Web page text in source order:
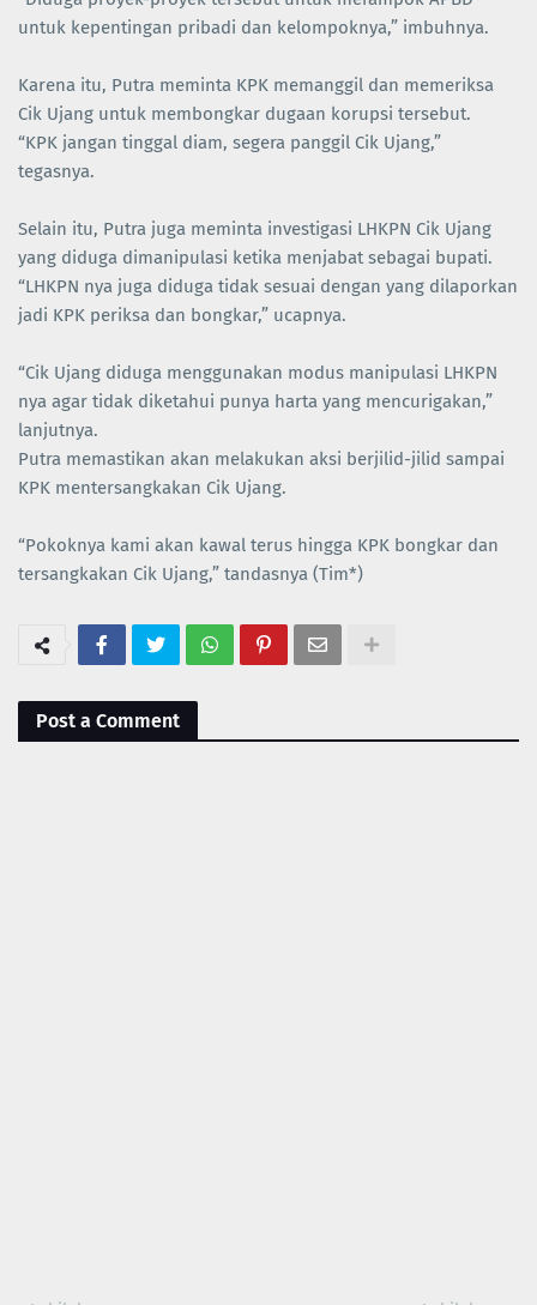
untuk kepentingan pribadi dan kelompoknya,” imbuhnya.
Karena itu, Putra meminta KPK memanggil dan memeriksa
Cik Ujang untuk membongkar dugaan korupsi tersebut.
“KPK jangan tinggal diam, segera panggil Cik Ujang,”
tegasnya.
Selain itu, Putra juga meminta investigasi LHKPN Cik Ujang
yang diduga dimanipulasi ketika menjabat sebagai bupati.
“LHKPN nya juga diduga tidak sesuai dengan yang dilaporkan
jadi KPK periksa dan bongkar,” ucapnya.
“Cik Ujang diduga menggunakan modus manipulasi LHKPN
nya agar tidak diketahui punya harta yang mencurigakan,”
lanjutnya.
Putra memastikan akan melakukan aksi berjilid-jilid sampai
KPK mentersangkakan Cik Ujang.
“Pokoknya kami akan kawal terus hingga KPK bongkar dan
tersangkakan Cik Ujang,” tandasnya (Tim*)
Post a Comment